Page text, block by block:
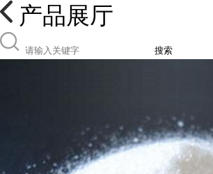
产品展厅
搜索